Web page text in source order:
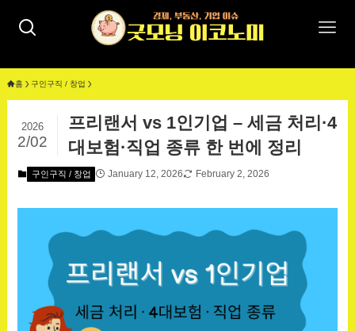
홈 구인구직 / 창업
프리랜서 vs 1인기업 – 세금 처리·4
대보험·직업 종류 한 번에 정리
2026
2/02
구인구직 / 창업 January 12, 2026 February 2, 2026